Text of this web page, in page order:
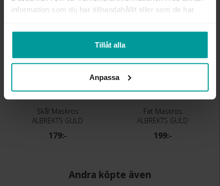
information som du har tillhandahållit eller som de har
Tillåt alla
Anpassa
Skål Maskros
ALBREKTS GULD
179:-
Fat Maskros
ALBREKTS GULD
199:-
Andra köpte även